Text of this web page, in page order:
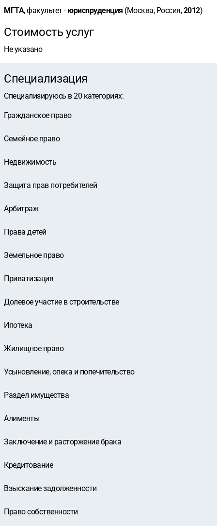
МГТА, факультет -юриспруденция (Москва, Россия,2012)
Стоимость услуг
Не указано
Специализация
Специализируюсь в20 категориях:
Гражданское право
Семейное право
Недвижимость
Защита прав потребителей
Арбитраж
Права детей
Земельное право
Приватизация
Долевое участие в строительстве
Ипотека
Жилищное право
Усыновление, опека и попечительство
Раздел имущества
Алименты
Заключение и расторжение брака
Кредитование
Взыскание задолженности
Право собственности